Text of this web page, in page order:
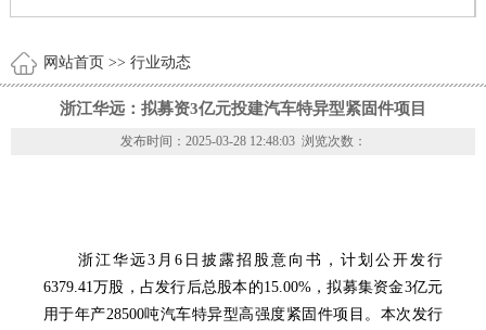
网站首页 >> 行业动态
浙江华远：拟募资3亿元投建汽车特异型紧固件项目
发布时间：2025-03-28 12:48:03 浏览次数：
浙江华远3月6日披露招股意向书，计划公开发行
6379.41万股，占发行后总股本的15.00%，拟募集资金3亿元
用于年产28500吨汽车特异型高强度紧固件项目。本次发行